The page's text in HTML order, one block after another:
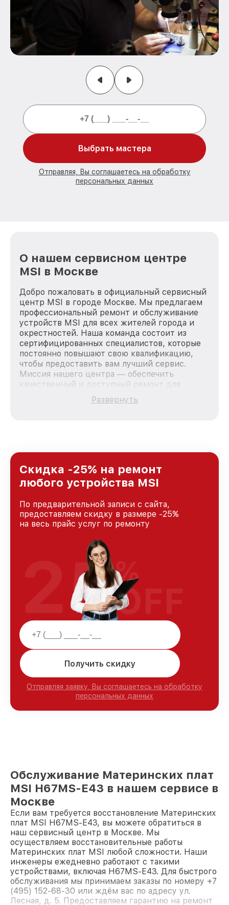
Выбрать мастера
Отправляя, Вы соглашаетесь на обработку
персональных данных
О нашем сервисном центре
MSI в Москве
Добро пожаловать в официальный сервисный
центр MSI в городе Москве. Мы предлагаем
профессиональный ремонт и обслуживание
устройств MSI для всех жителей города и
окрестностей. Наша команда состоит из
сертифицированных специалистов, которые
постоянно повышают свою квалификацию,
чтобы предоставить вам лучший сервис.
Миссия нашего центра — обеспечить
качественный и доступный ремонт для
каждого пользователя продукции MSI, вне
зависимости от сложности поломки. Мы
и лояльности наших клиентов.
Развернуть
Скидка -25% на ремонт
любого устройства MSI
По предварительной записи с сайта,
предоставляем скидку в размере -25%
на весь прайс услуг по ремонту
Получить скидку
Отправляя заявку, Вы соглашаетесь на обработку
персональных данных
25%
OFF
Обслуживание Материнских плат
MSI H67MS-E43 в нашем сервисе в
Москве
Если вам требуется восстановление Материнских
плат MSI H67MS-E43, вы можете обратиться в
наш сервисный центр в Москве. Мы
осуществляем восстановительные работы
Материнских плат MSI любой сложности. Наши
инженеры ежедневно работают с такими
устройствами, включая H67MS-E43. Для быстрого
обслуживания мы принимаем заказы по номеру +7
(495) 152-68-30 или ждём вас по адресу ул.
Лесная, д. 5. Предоставляем гарантию на ремонт